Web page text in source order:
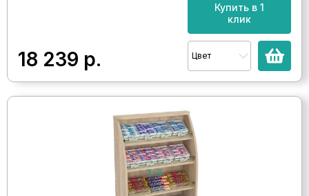
18 239 р.
Купить в 1
клик
Цвет